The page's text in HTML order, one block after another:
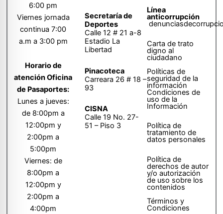
6:00 pm
Viernes jornada
continua 7:00
a.m a 3:00 pm
Horario de
atención Oficina
de Pasaportes:
Lunes a jueves:
de 8:00pm a
12:00pm y
2:00pm a
5:00pm
Viernes: de
8:00pm a
12:00pm y
2:00pm a
4:00pm
Secretaría de
Deportes
Calle 12 # 21 a-8
Estadio La
Libertad
Pinacoteca
Carreara 26 # 18 –
93
CISNA
Calle 19 No. 27-
51 – Piso 3
Línea
anticorrupción
Carta de trato
digno al
ciudadano
Políticas de
seguridad de la
información
Condiciones de
uso de la
Información
Política de
tratamiento de
datos personales
Política de
derechos de autor
y/o autorización
de uso sobre los
contenidos
Términos y
Condiciones